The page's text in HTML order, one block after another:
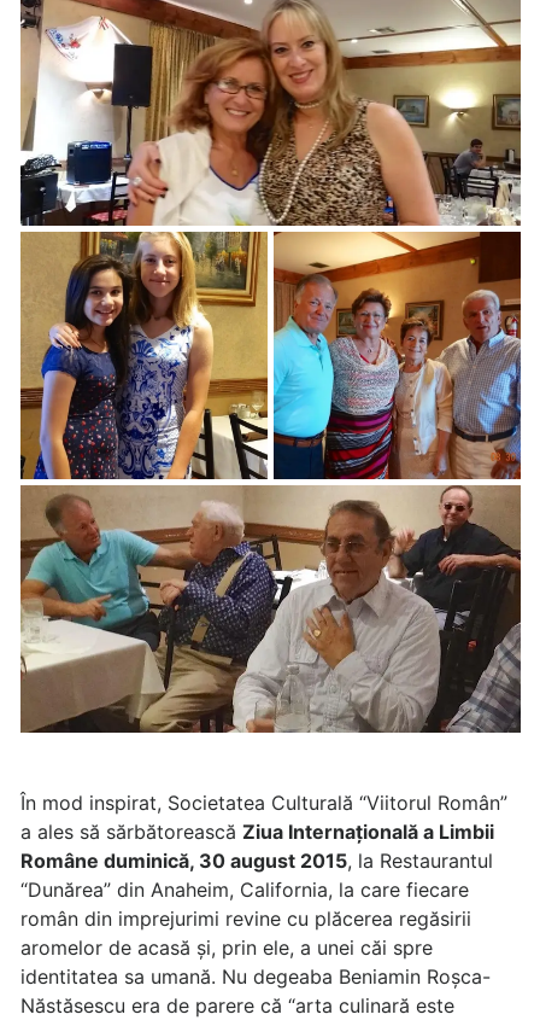
În mod inspirat, Societatea Culturală “Viitorul Român”
a ales să sărbătorească Ziua Internațională a Limbii
Române duminică, 30 august 2015, la Restaurantul
“Dunărea” din Anaheim, California, la care fiecare
român din imprejurimi revine cu plăcerea regăsirii
aromelor de acasă și, prin ele, a unei căi spre
identitatea sa umană. Nu degeaba Beniamin Roșca-
Năstăsescu era de parere că “arta culinară este